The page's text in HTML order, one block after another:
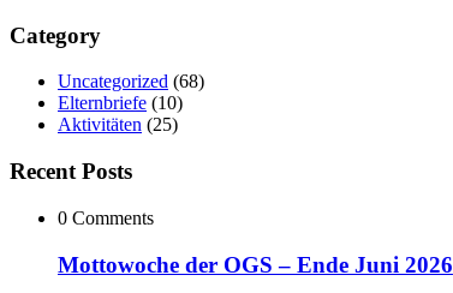
Category
Uncategorized (68)
Elternbriefe (10)
Aktivitäten (25)
Recent Posts
0 Comments
Mottowoche der OGS – Ende Juni 2026